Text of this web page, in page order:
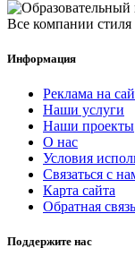
Все компании стиля
Информация
Реклама на
Наши услуги
Наши проекты
О нас
Условия
Связаться с
Карта сайта
Обратная связь
Поддержите нас